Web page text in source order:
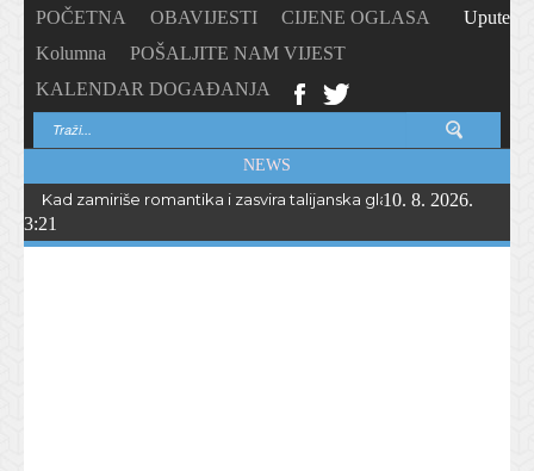
POČETNA OBAVIJESTI
CIJENE OGLASA
Kolumna
POŠALJITE NAM VIJEST
KALENDAR DOGAĐANJA
Upute
NEWS
Kad zamiriše romantika i zasvira talijanska glazba… Peta „Serata
10. 8. 2026.
3:21